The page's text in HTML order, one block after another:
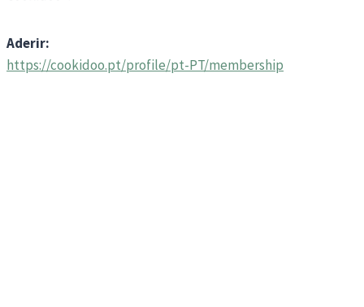
Aderir:
https://cookidoo.pt/profile/pt-PT/membership